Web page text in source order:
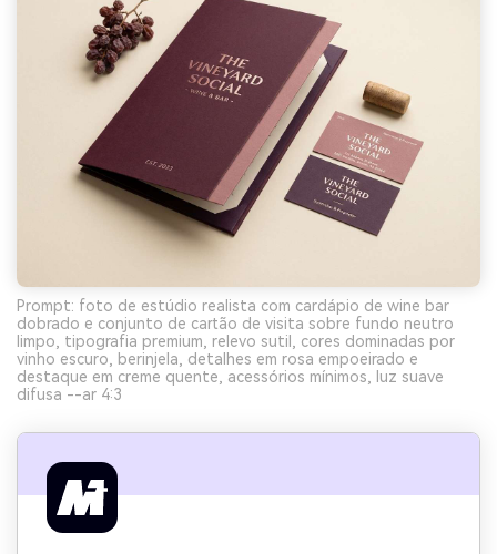
Prompt: foto de estúdio realista com cardápio de wine bar
dobrado e conjunto de cartão de visita sobre fundo neutro
limpo, tipografia premium, relevo sutil, cores dominadas por
vinho escuro, berinjela, detalhes em rosa empoeirado e
destaque em creme quente, acessórios mínimos, luz suave
difusa --ar 4:3